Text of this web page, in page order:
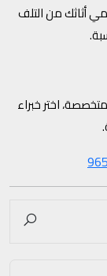
أثاثك من التلف
اختر خبراء